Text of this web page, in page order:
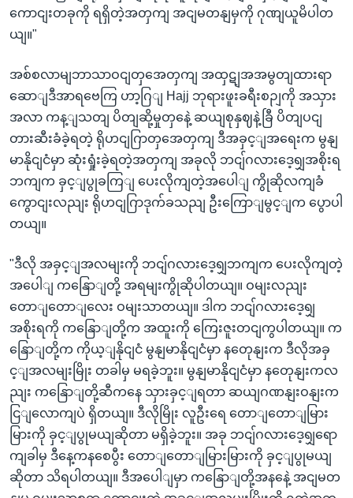
ကောငျးတခုကို ရရှိတဲ့အတှကျ အငျမတနျမှကို ဂုဏျယူမိပါတ
ယျ။"
အစ်စလာမျဘာသာဝငျတှအေတှကျ အထှဋျအအမွတျထားရာ
ဆောျဒီအာရဗေကြ ဟာ့ဂြျ Hajj ဘုရားဖူးခရီးစဉျကို အသှား
အလာ ကန့ျသတျ ပိတျဆို့မှုတှနေဲ့ ဆယျစုနှဈနဲ့ခြီ ပိတျပငျ
တားဆီးခံခဲ့ရတဲ့ ရိုဟငျဂြာတှအေတှကျ ဒီအခှင့ျအရေးက မွနျ
မာနိုငျငံမှာ ဆုံးရှုံးခဲ့ရတဲ့အတှကျ အခုလို ဘငျ်ဂလားဒေ့ရျှအစိုးရ
ဘကျက ခှင့ျပွုခကြျ ပေးလိုကျတဲ့အပေါျ ကွိုဆိုလကျခံ
ကွောငျးလညျး ရိုဟငျဂြာဒုက်ခသညျ ဦးကြောျမွင့ျက ပွောပါ
တယျ။
"ဒီလို အခှင့ျအလမျးကို ဘငျ်ဂလားဒေ့ရျှဘကျက ပေးလိုကျတဲ့
အပေါျ ကနြောျတို့ အရမျးကွိုဆိုပါတယျ။ ဝမျးလညျး
တောျတောျလေး ဝမျးသာတယျ။ ဒါက ဘငျ်ဂလားဒေ့ရျှ
အစိုးရကို ကနြောျတို့က အထူးကို ကြေးဇူးတငျကွပါတယျ။ က
နြောျတို့က ကိုယ့ျနိုငျငံ မွနျမာနိုငျငံမှာ နတေုနျးက ဒီလိုအခှ
င့ျအလမျးမြိုး တခါမှ မရခဲ့ဘူး။ မွနျမာနိုငျငံမှာ နတေုနျးကလ
ညျး ကနြောျတို့ဆီကနေ သှားခှင့ျရတာ ဆယျဂဏနျးဝနျးက
ငြျလောကျပဲ ရှိတယျ။ ဒီလိုမြိုး လူဦးရေ တောျတောျမြား
မြားကို ခှင့ျပွုမယျဆိုတာ မရှိခဲ့ဘူး။ အခု ဘငျ်ဂလားဒေ့ရျှရော
ကျခါမှ ဒီနေ့ကနစေပွီး တောျတောျမြားမြားကို ခှင့ျပွုမယျ
ဆိုတာ သိရပါတယျ။ ဒီအပေါျမှာ ကနြောျတို့အနနေဲ့ အငျမတ